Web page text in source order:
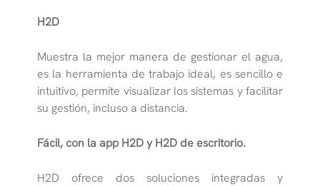
H2D
Muestra la mejor manera de gestionar el agua,
es la herramienta de trabajo ideal, es sencillo e
intuitivo, permite visualizar los sistemas y facilitar
su gestión, incluso a distancia.
Fácil, con la app H2D y H2D de escritorio.
H2D ofrece dos soluciones integradas y